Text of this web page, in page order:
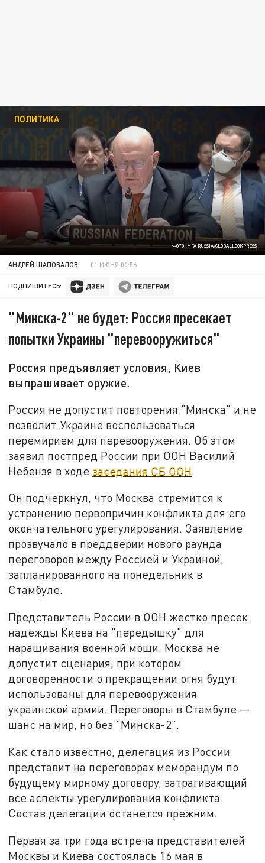
ФОТО: MFA RUSSIA/GLOBALLOOKPRESS
ПОЛИТИКА
АНДРЕЙ ШАПОВАЛОВ 01 ИЮНЯ 00:56
ПОДПИШИТЕСЬ:
"Минска-2" не будет: Россия пресекает
попытки Украины "перевооружиться"
Россия предъявляет условия, Киев
выпрашивает оружие.
Россия не допустит повторения "Минска" и не
позволит Украине воспользоваться
перемирием для перевооружения. Об этом
заявил постпред России при ООН Василий
Небензя в ходезаседания СБ ООН.
Он подчеркнул, что Москва стремится к
устранению первопричин конфликта для его
окончательного урегулирования. Заявление
прозвучало в преддверии нового раунда
переговоров между Россией и Украиной,
запланированного на понедельник в
Стамбуле.
Представитель России в ООН жестко пресек
надежды Киева на "передышку" для
наращивания военной мощи. Москва не
допустит сценария, при котором
договоренности о прекращении огня будут
использованы для перевооружения
украинской армии. Переговоры в Стамбуле —
шанс на мир, но без "Минска-2".
Как стало известно, делегация из России
представит на переговорах меморандум по
будущему мирному договору, затрагивающий
все аспекты урегулирования конфликта.
Состав делегации останется прежним.
Первая за три года встреча представителей
Москвы и Киева состоялась 16 мая в